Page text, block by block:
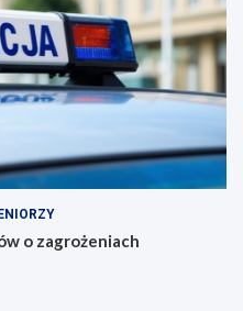
o zagrożeniach